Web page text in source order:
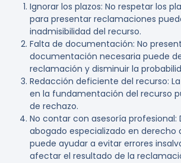
Ignorar los plazos: No respetar los
para presentar reclamaciones
inadmisibilidad del recurso.
Falta de documentación: No
documentación necesaria puede
reclamación y disminuir la
Redacción deficiente del recurso:
en la fundamentación del recurso
de rechazo.
No contar con asesoría profesional:
abogado especializado en derecho
puede ayudar a evitar errores
afectar el resultado de la